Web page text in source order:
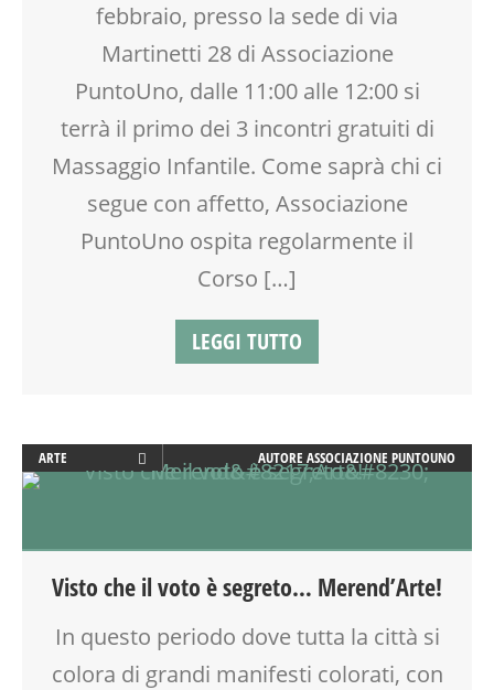
SOCIALIZZAZIONE
TEMPO LIBERO
WEEKEND
febbraio, presso la sede di via
Martinetti 28 di Associazione
PuntoUno, dalle 11:00 alle 12:00 si
terrà il primo dei 3 incontri gratuiti di
Massaggio Infantile. Come saprà chi ci
segue con affetto, Associazione
PuntoUno ospita regolarmente il
Corso […]
LEGGI TUTTO
ARTE
ATTIVITÀ
LABORATORIO
PITTURA
SPAZIO GIOCO
AUTORE ASSOCIAZIONE PUNTOUNO
Visto che il voto è segreto… Merend’Arte!
In questo periodo dove tutta la città si
colora di grandi manifesti colorati, con